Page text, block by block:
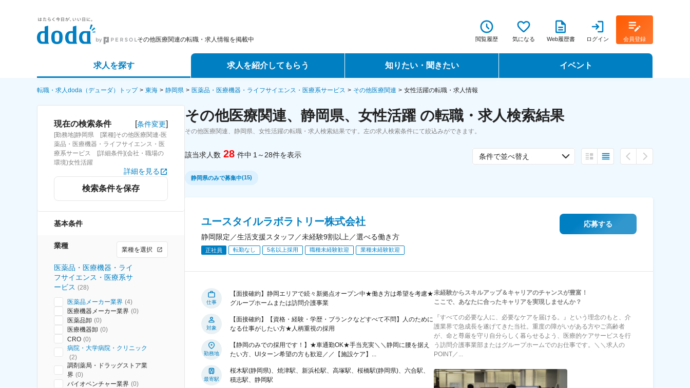
その他医療関連の転職・求人情報を掲載中 閲覧履歴 気になる Web履歴書 ログイン 会員登録
求人を探す
詳細条件から探す
求人特集から探す
求人を紹介してもらう
エージェントサービス
スカウトサービス
知りたい・聞きたい
転職ノウハウ
データで見る転職
イベント
転職フェア
転職・求人doda（デューダ）トップ 東海 静岡県 医薬品・医療機器・ライフサイエンス・医療系サービス その他医療関連 女性活躍の転職・求人情報
現在の検索条件 [条件変更]
[勤務地]静岡県 [業種]その他医療関連-医
薬品・医療機器・ライフサイエンス・医
療系サービス [詳細条件](会社・職場の
環境)女性活躍
詳細を見る
検索条件を保存
基本条件
業種 業種を選択
医薬品・医療機器・ライ
フサイエンス・医療系サ
ービス (28)
医薬品メーカー業界 (4)
医療機器メーカー業界 (0)
医薬品卸 (0)
医療機器卸 (0)
CRO (0)
病院・大学病院・クリニック
(2)
調剤薬局・ドラッグストア業
界 (0)
バイオベンチャー業界 (0)
その他医療関連、静岡県、女性活躍 の転職・求人検索結果
その他医療関連、静岡県、女性活躍の転職・求人検索結果です。左の求人検索条件にて絞込みができます。
該当求人数 28 件中 1～28件を表示 条件で並べ替え
静岡県のみで募集中(15)
ユースタイルラボラトリー株式会社
静岡限定／生活支援スタッフ／未経験9割以上／選べる働き方
正社員 転勤なし 5名以上採用 職種未経験歓迎 業種未経験歓迎
応募する
仕事
【面接確約】静岡エリアで続々新拠点オープン中★働き方は希望を考慮★
グループホームまたは訪問介護事業
対象
【面接確約】【資格・経験・学歴・ブランクなどすべて不問】人のために
なる仕事がしたい方★人柄重視の採用
勤務地
【静岡のみでの採用です！】★車通勤OK★手当充実＼＼静岡に腰を据え
たい方、UIターン希望の方も歓迎／／【施設ケア】...
最寄駅
桜木駅(静岡県)、焼津駅、新浜松駅、高塚駅、桜橋駅(静岡県)、六合駅、
積志駅、静岡駅
未経験からスキルアップ＆キャリアのチャンスが豊富！
ここで、あなたに合ったキャリアを実現しませんか？
『すべての必要な人に、必要なケアを届ける。』という理念のもと、介
護業界で急成長を遂げてきた当社。重度の障がいがある方やご高齢者
が、命と尊厳を守り自分らしく暮らせるよう、医療的ケアサービスを行
う訪問介護事業部またはグループホームでのお仕事です。＼＼求人の
POINT／...